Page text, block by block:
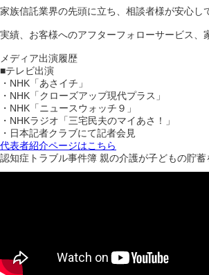
家族信託業界の先頭に立ち、相談者様が安心
実績、お客様へのアフターフォローサービス、
メディア出演履歴
■テレビ出演
・NHK「あさイチ」
・NHK「クローズアップ現代プラス」
・NHK「ニュースウォッチ９」
・NHKラジオ「三宅民夫のマイあさ！」
・日本記者クラブにて記者会見
代表者紹介ページはこちら
認知症トラブル事件簿 親の介護が子どもの貯蓄